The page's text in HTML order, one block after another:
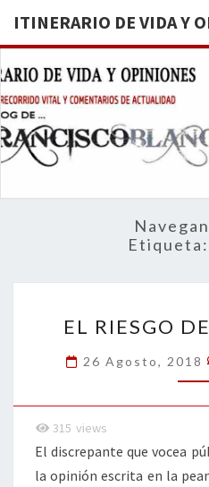
ITINERARIO DE VIDA Y
Etiqueta:
EL RIESGO
26 Agosto, 2018
315 views
El discrepante que vocea
la opinión escrita en la